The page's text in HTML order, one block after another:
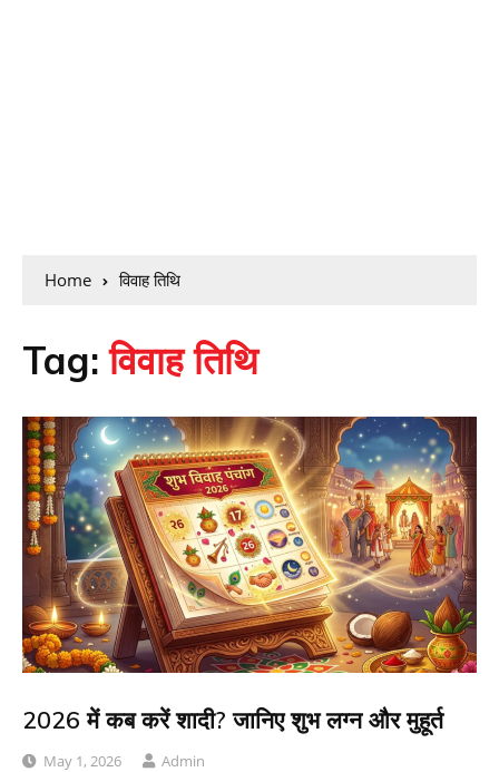
Home विवाह तिथि
Tag:विवाह तिथि
2026 में कब करें शादी? जानिए शुभ लग्न और मुहूर्त
May 1, 2026 Admin